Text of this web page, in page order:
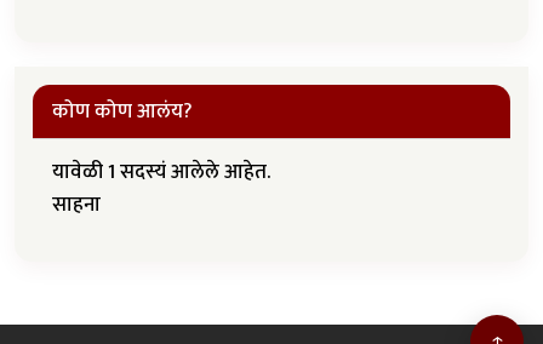
कोण कोण आलंय?
यावेळी 1 सदस्यं आलेले आहेत.
साहना